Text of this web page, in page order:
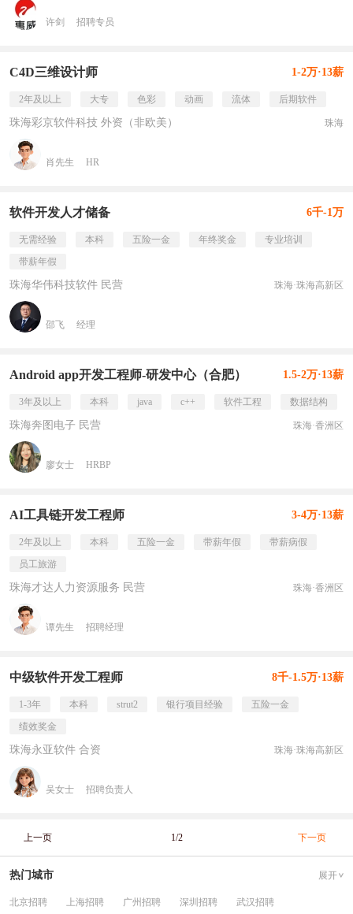
许剑 招聘专员
C4D三维设计师 1-2万·13薪
2年及以上 大专 色彩 动画 流体 后期软件
珠海彩京软件科技 外资（非欧美） 珠海
肖先生 HR
软件开发人才储备 6千-1万
无需经验 本科 五险一金 年终奖金
专业培训
带薪年假
珠海华伟科技软件 民营 珠海·珠海高新区
邵飞 经理
Android app开发工程师-研发中心（合肥） 1.5-2万·13薪
3年及以上 本科 java c++ 软件工程 数据结构
珠海奔图电子 民营 珠海·香洲区
廖女士 HRBP
AI工具链开发工程师 3-4万·13薪
2年及以上 本科 五险一金 带薪年假
带薪病假
员工旅游
珠海才达人力资源服务 民营 珠海·香洲区
谭先生 招聘经理
中级软件开发工程师 8千-1.5万·13薪
1-3年 本科 strut2 银行项目经验
五险一金
绩效奖金
珠海永亚软件 合资 珠海·珠海高新区
吴女士 招聘负责人
上一页 1/2 下一页
热门城市 展开
北京招聘 上海招聘 广州招聘 深圳招聘 武汉招聘